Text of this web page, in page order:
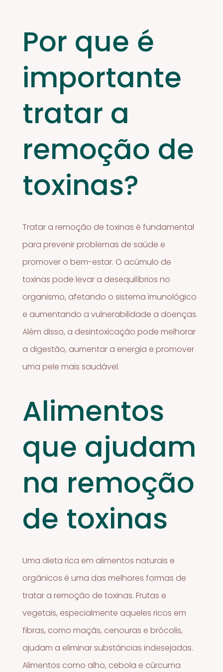
Por que é
importante
tratar a
remoção de
toxinas?
Tratar a remoção de toxinas é fundamental
para prevenir problemas de saúde e
promover o bem-estar. O acúmulo de
toxinas pode levar a desequilíbrios no
organismo, afetando o sistema imunológico
e aumentando a vulnerabilidade a doenças.
Além disso, a desintoxicação pode melhorar
a digestão, aumentar a energia e promover
uma pele mais saudável.
Alimentos
que ajudam
na remoção
de toxinas
Uma dieta rica em alimentos naturais e
orgânicos é uma das melhores formas de
tratar a remoção de toxinas. Frutas e
vegetais, especialmente aqueles ricos em
fibras, como maçãs, cenouras e brócolis,
ajudam a eliminar substâncias indesejadas.
Alimentos como alho, cebola e cúrcuma